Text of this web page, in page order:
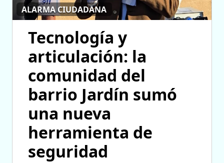
ALARMA CIUDADANA
Tecnología y
articulación: la
comunidad del
barrio Jardín sumó
una nueva
herramienta de
seguridad